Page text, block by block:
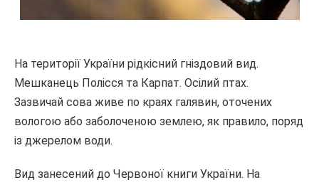
На території України рідкісний гніздовий вид.
Мешканець Полісся та Карпат. Осілий птах.
Зазвичай сова живе по краях галявин, оточених
вологою або заболоченою землею, як правило, поряд
із джерелом води.
Вид занесений до Червоної книги України. На